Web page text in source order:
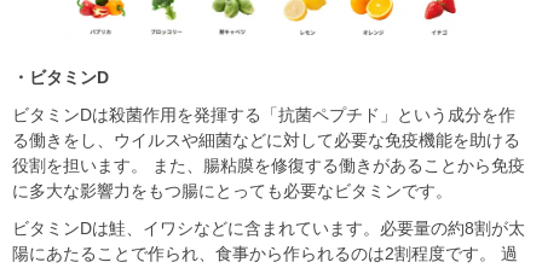
・ビタミンD
ビタミンDは殺菌作⽤を発揮する「抗菌ペプチド」という成分を作
る働きをし、ウイルスや細菌などに対して必要な免疫機能を助ける
役割を担います。 また、腸粘膜を修復する働きがあることから免疫
に多⼤な影響⼒をもつ腸にとっても必要なビタミンです。
ビタミンDは鮭、イワシなどに含まれています。必要量の約8割が太
陽にあたることで作られ、⾷事から作られるのは2割程度です。 過